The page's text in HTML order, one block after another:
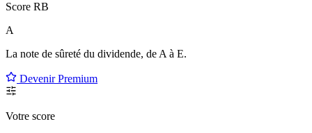
Score RB
A
La note de sûreté du dividende, de A à E.
Devenir Premium
Votre score